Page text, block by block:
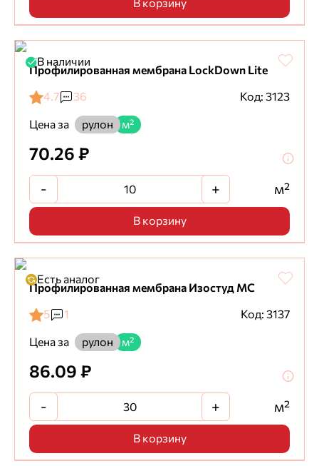
В корзину
В наличии
Профилированная мембрана LockDown Lite
4.7
36
Код: 3123
Цена за
рулон м²
70.26 ₽
- + м²
В корзину
Есть аналог
Профилированная мембрана Изостуд МС
5
1
Код: 3137
Цена за
рулон м²
86.09 ₽
- + м²
В корзину